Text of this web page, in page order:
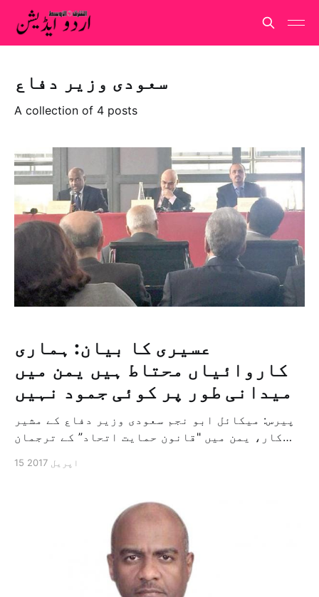
سعودی وزیر دفاع
A collection of 4 posts
عسیری کا بیان: ہماری
کاروائیاں محتاط ہیں یمن میں
میدانی طور پر کوئی جمود نہیں
پیرس: میکائل ابو نجم سعودی وزیر دفاع کے مشیر
کار، یمن میں "قانون حمایت اتحاد” کے ترجمان
ہے کہ فوجی اتحاد کی کاروائیاں محتاط ہیں اور
15 اپریل 2017